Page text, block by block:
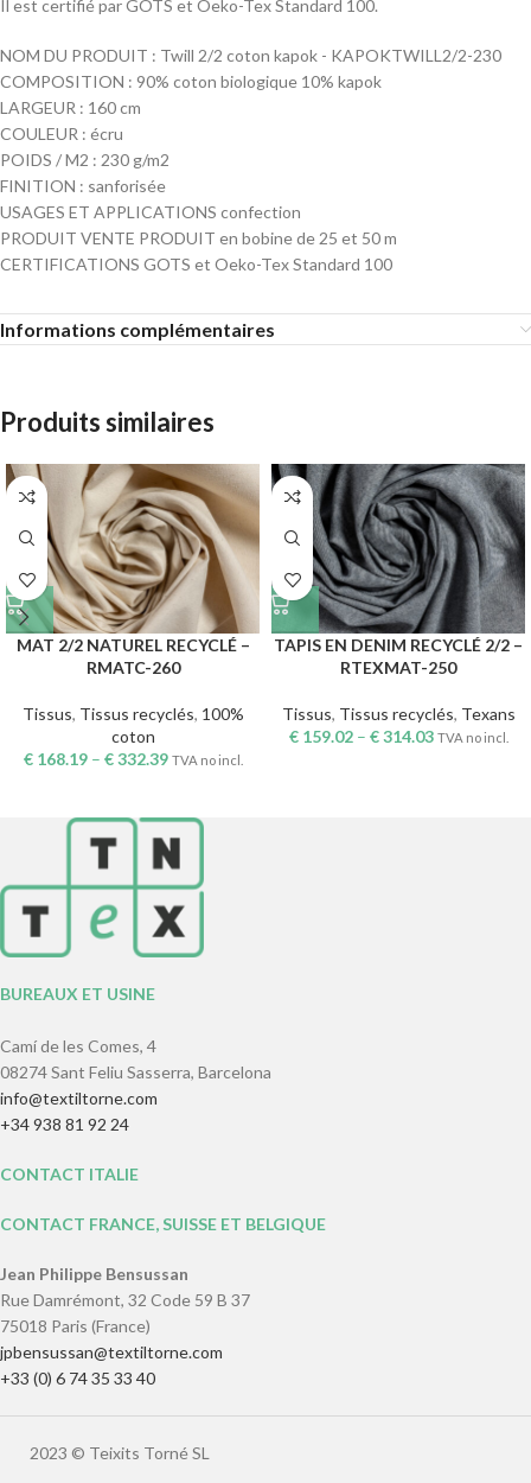
Il est certifié par GOTS et Oeko-Tex Standard 100.
NOM DU PRODUIT : Twill 2/2 coton kapok - KAPOKTWILL2/2-230
COMPOSITION : 90% coton biologique 10% kapok
LARGEUR : 160 cm
COULEUR : écru
POIDS / M2 : 230 g/m2
FINITION : sanforisée
USAGES ET APPLICATIONS confection
PRODUIT VENTE PRODUIT en bobine de 25 et 50 m
CERTIFICATIONS GOTS et Oeko-Tex Standard 100
Informations complémentaires
Produits similaires
MAT 2/2 NATUREL RECYCLÉ –
RMATC-260
Tissus, Tissus recyclés, 100%
coton
€168.19– €332.39 TVA no incl.
TAPIS EN DENIM RECYCLÉ 2/2 –
RTEXMAT-250
Tissus, Tissus recyclés, Texans
€159.02– €314.03 TVA no incl.
BUREAUX ET USINE
Camí de les Comes, 4
08274 Sant Feliu Sasserra, Barcelona
info@textiltorne.com
+34 938 81 92 24
CONTACT ITALIE
CONTACT FRANCE, SUISSE ET BELGIQUE
Jean Philippe Bensussan
Rue Damrémont, 32 Code 59 B 37
75018 Paris (France)
jpbensussan@textiltorne.com
+33 (0) 6 74 35 33 40
2023 © Teixits Torné SL